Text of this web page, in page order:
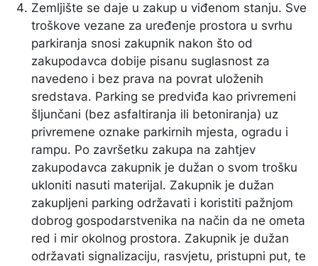
Zemljište se daje u zakup u viđenom stanju. Sve
troškove vezane za uređenje prostora u svrhu
parkiranja snosi zakupnik nakon što od
zakupodavca dobije pisanu suglasnost za
navedeno i bez prava na povrat uloženih
sredstava. Parking se predviđa kao privremeni
šljunčani (bez asfaltiranja ili betoniranja) uz
privremene oznake parkirnih mjesta, ogradu i
rampu. Po završetku zakupa na zahtjev
zakupodavca zakupnik je dužan o svom trošku
ukloniti nasuti materijal. Zakupnik je dužan
zakupljeni parking održavati i koristiti pažnjom
dobrog gospodarstvenika na način da ne ometa
red i mir okolnog prostora. Zakupnik je dužan
održavati signalizaciju, rasvjetu, pristupni put, te